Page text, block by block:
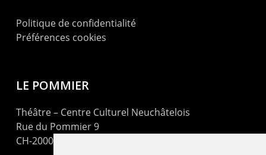
Politique de confidentialité
Préférences cookies
LE POMMIER
Théâtre – Centre Culturel Neuchâtelois
Rue du Pommier 9
CH-2000 Neuchâtel